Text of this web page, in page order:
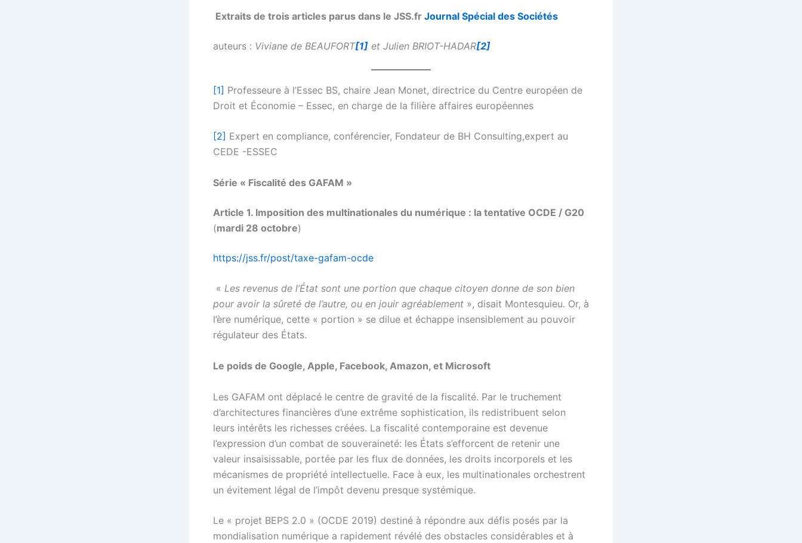
Extraits de trois articles parus dans le JSS.fr Journal Spécial des Sociétés
auteurs : Viviane de BEAUFORT[1] et Julien BRIOT-HADAR[2]
[1] Professeure à l’Essec BS, chaire Jean Monet, directrice du Centre européen de
Droit et Économie – Essec, en charge de la filière affaires européennes
[2] Expert en compliance, conférencier, Fondateur de BH Consulting,expert au
CEDE -ESSEC
Série « Fiscalité des GAFAM »
Article 1. Imposition des multinationales du numérique : la tentative OCDE / G20
(mardi 28 octobre)
https://jss.fr/post/taxe-gafam-ocde
« Les revenus de l’État sont une portion que chaque citoyen donne de son bien
pour avoir la sûreté de l’autre, ou en jouir agréablement », disait Montesquieu. Or, à
l’ère numérique, cette « portion » se dilue et échappe insensiblement au pouvoir
régulateur des États.
Le poids de Google, Apple, Facebook, Amazon, et Microsoft
Les GAFAM ont déplacé le centre de gravité de la fiscalité. Par le truchement
d’architectures financières d’une extrême sophistication, ils redistribuent selon
leurs intérêts les richesses créées. La fiscalité contemporaine est devenue
l’expression d’un combat de souveraineté: les États s’efforcent de retenir une
valeur insaisissable, portée par les flux de données, les droits incorporels et les
mécanismes de propriété intellectuelle. Face à eux, les multinationales orchestrent
un évitement légal de l’impôt devenu presque systémique.
Le « projet BEPS 2.0 » (OCDE 2019) destiné à répondre aux défis posés par la
mondialisation numérique a rapidement révélé des obstacles considérables et à